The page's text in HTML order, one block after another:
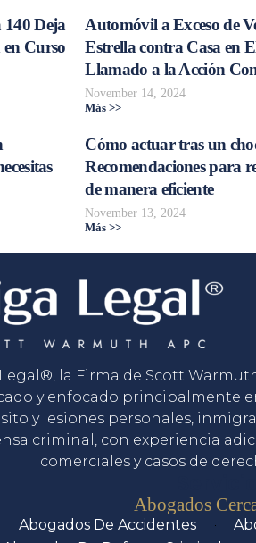
Deja
Curso
Automóvil a Exceso de
Estrella contra Casa en
Llamado a la Acción
November 14, 2024
Más >>
Cómo actuar tras un
Recomendaciones para
de manera eficiente
November 13, 2024
Más >>
la Firma de Scott
y enfocado principalmente
y lesiones personales,
criminal, con experiencia
comerciales y casos de
Abogados
Abogados De Accidentes